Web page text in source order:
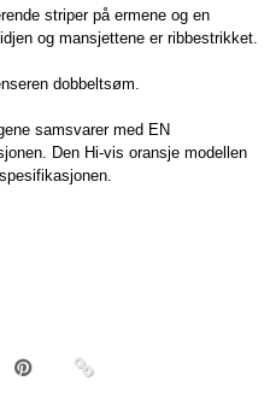
striper på ermene og en
og mansjettene er ribbestrikket.
dobbeltsøm.
samsvarer med EN
Den Hi-vis oransje modellen